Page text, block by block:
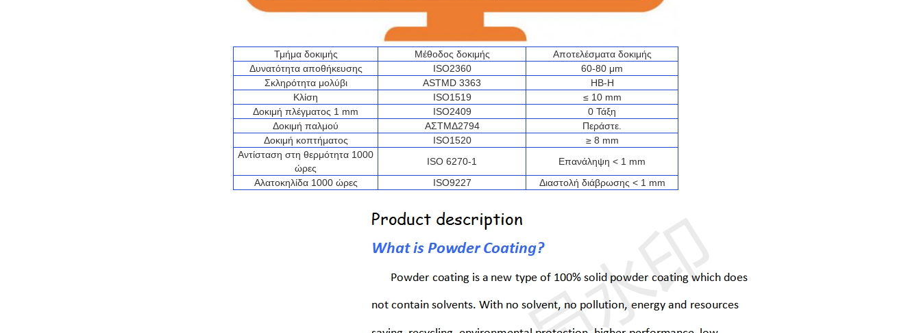
Τμήμα δοκιμής Μέθοδος δοκιμής
Αποτελέσματα δοκιμής
Δυνατότητα αποθήκευσης
ISO2360
60-80 μm
Σκληρότητα μολύβι
ASTMD 3363
HB-H
Κλίση
ISO1519
≤ 10 mm
Δοκιμή πλέγματος 1 mm
ISO2409
0 Τάξη
Δοκιμή παλμού
ΑΣTMΔ2794
Περάστε.
Δοκιμή κοπτήματος
ISO1520
≥ 8 mm
Αντίσταση στη θερμότητα 1000
ώρες
ISO 6270-1
Επανάληψη < 1 mm
Αλατοκηλίδα 1000 ώρες
ISO9227 Διαστολή διάβρωσης < 1 mm